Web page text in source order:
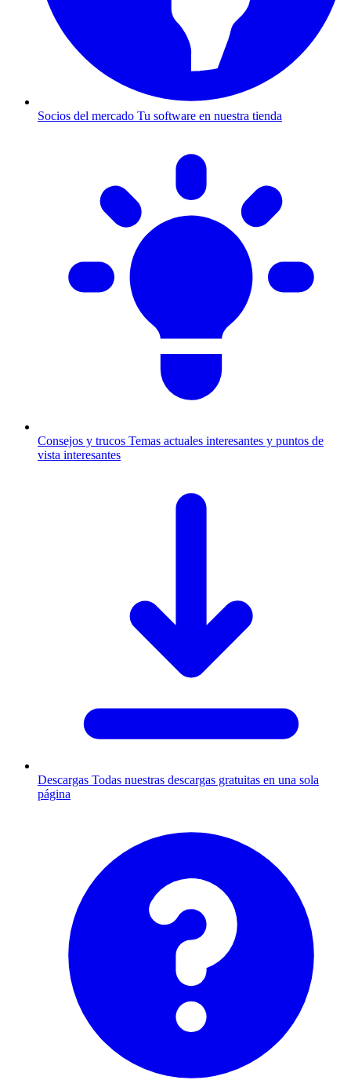
Socios del mercado Tu software en nuestra tienda
Consejos y trucos Temas actuales interesantes y puntos de
vista interesantes
Descargas Todas nuestras descargas gratuitas en una sola
página